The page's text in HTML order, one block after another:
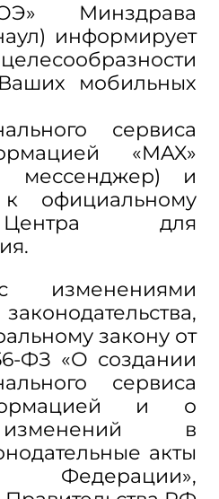
Минздрава
информирует
мобильных
сервиса
«MAX»
мессенджер) и
официальному
для
закону от
ФЗ «О создании
сервиса
и о
в
акты
Федерации»,